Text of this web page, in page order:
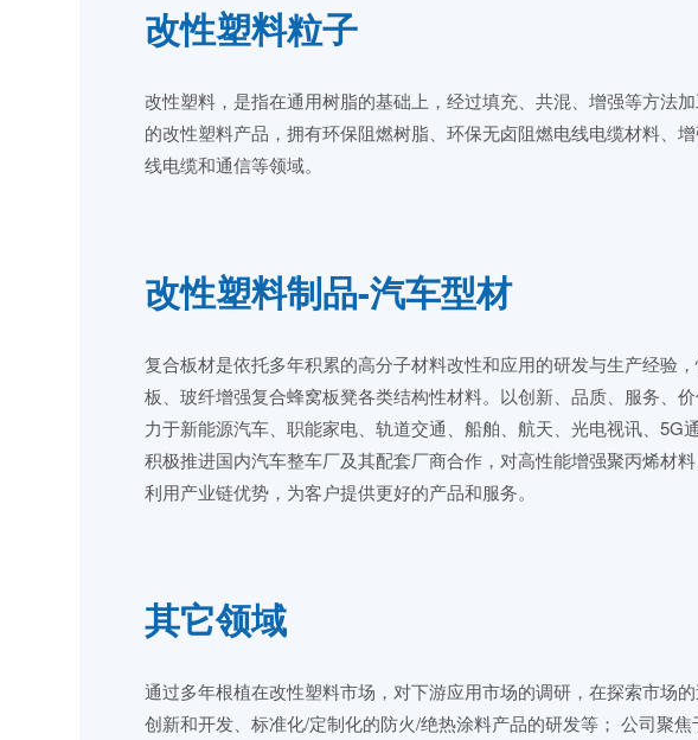
改性塑料粒子
改性塑料，是指在通用树脂的基础上，经过填充、共混、增强等方法
的改性塑料产品，拥有环保阻燃树脂、环保无卤阻燃电线电缆材料、
线电缆和通信等领域。
改性塑料制品-汽车型材
复合板材是依托多年积累的高分子材料改性和应用的研发与生产经验
板、玻纤增强复合蜂窝板凳各类结构性材料。以创新、品质、服务、
力于新能源汽车、职能家电、轨道交通、船舶、航天、光电视讯、5G
积极推进国内汽车整车厂及其配套厂商合作，对高性能增强聚丙烯材
利用产业链优势，为客户提供更好的产品和服务。
其它领域
通过多年根植在改性塑料市场，对下游应用市场的调研，在探索市场
创新和开发、标准化/定制化的防火/绝热涂料产品的研发等； 公司聚